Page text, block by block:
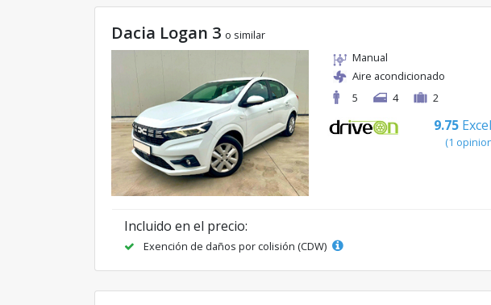
Dacia Logan 3 o similar
Manual
Aire acondicionado
5
4 2
9.75
(1
Incluido en el precio:
Exención de daños por colisión (CDW)